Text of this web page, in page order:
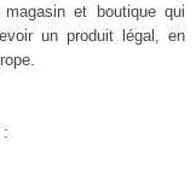
et boutique qui
un produit légal, en
: